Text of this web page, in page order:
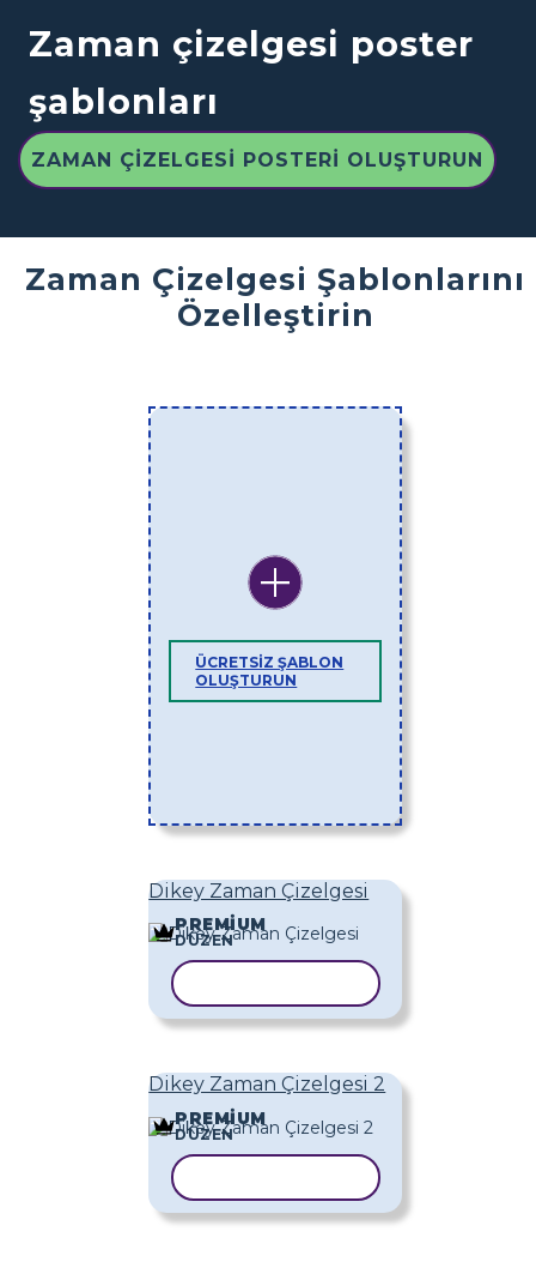
Zaman çizelgesi poster
şablonları
ZAMAN ÇIZELGESI POSTERI OLUŞTURUN
Zaman Çizelgesi Şablonlarını
Özelleştirin
ÜCRETSIZ ŞABLON
OLUŞTURUN
Dikey Zaman Çizelgesi
PREMIUM
DÜZEN
Dikey Zaman Çizelgesi 2
PREMIUM
DÜZEN